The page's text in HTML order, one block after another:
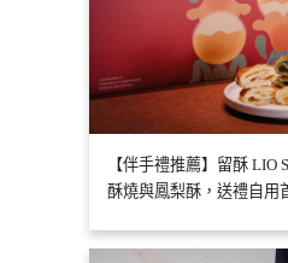
【伴手禮推薦】留酥 LIO
酥燒與鳳梨酥，送禮自用